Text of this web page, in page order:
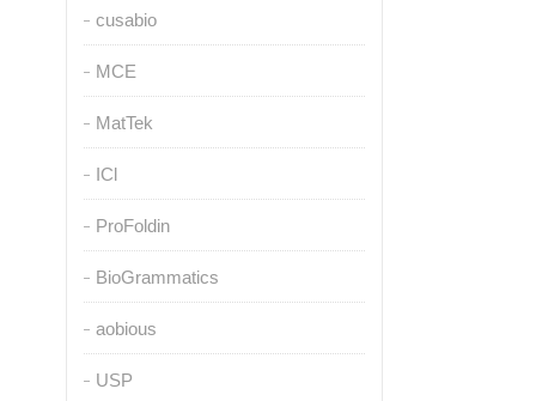
cusabio
MCE
MatTek
ICl
ProFoldin
BioGrammatics
aobious
USP